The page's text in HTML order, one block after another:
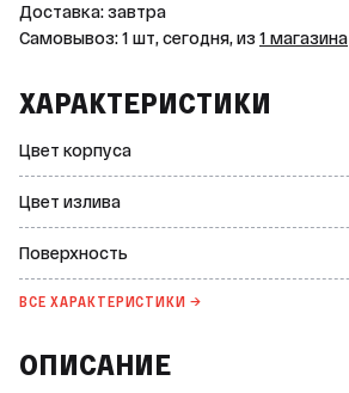
Доставка: завтра
Самовывоз: 1 шт, сегодня, из 1 магазина
ХАРАКТЕРИСТИКИ
Цвет корпуса
Цвет излива
Поверхность
ВСЕ ХАРАКТЕРИСТИКИ →
ОПИСАНИЕ